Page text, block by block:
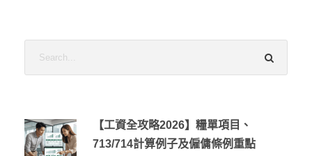
【工資全攻略2026】糧單項目、
713/714計算例子及僱傭條例重點